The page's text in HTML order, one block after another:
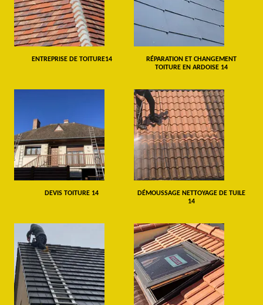
ENTREPRISE DE TOITURE14
RÉPARATION ET CHANGEMENT
TOITURE EN ARDOISE 14
DEVIS TOITURE 14
DÉMOUSSAGE NETTOYAGE DE TUILE
14